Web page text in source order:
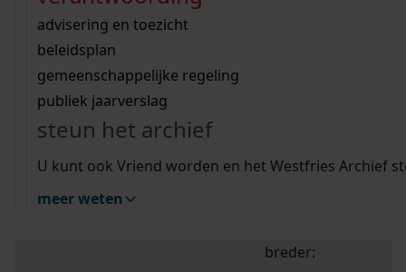
bouwvergunningen
omgevingsvergunningen
vergunningen
beeld en geluid
uitleg nodig?
Wij helpen u op weg met een aantal zoektips.
bekijk alle zoektips
Wij helpen u op weg met een aantal zoektips.
bekijk alle zoektips
bekijk ons geschiedenislokaal
advisering en toezicht
beleidsplan
gemeenschappelijke regeling
publiek jaarverslag
steun het archief
U kunt ook Vriend worden en het Westfries Archief
meer weten
zoektips
Mijn Studiezaal (inloggen)
uw zoekopdracht te
breder: